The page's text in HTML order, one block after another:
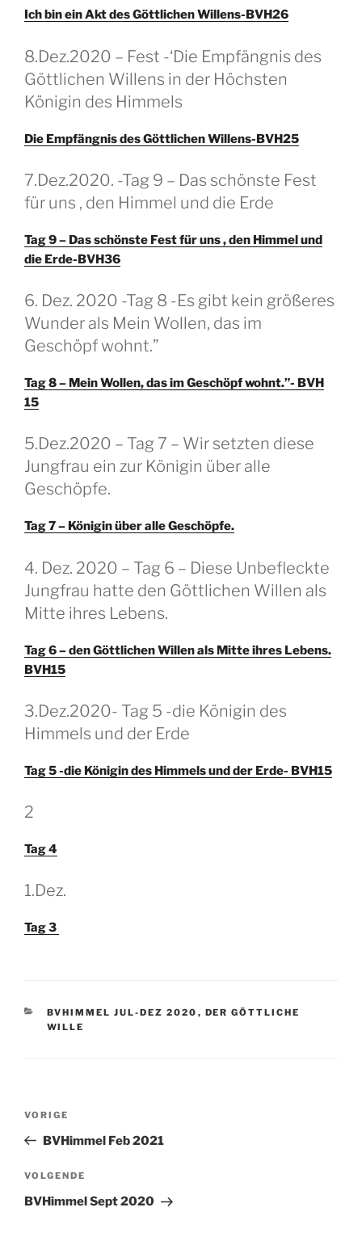
Ich bin ein Akt des Göttlichen Willens-BVH26
GEPLAATST
OP
8.Dez.2020 – Fest -‘Die Empfängnis des
Göttlichen Willens in der Höchsten
Königin des Himmels
Die Empfängnis des Göttlichen Willens-BVH25
GEPLAATST
OP
7.Dez.2020. -Tag 9 – Das schönste Fest
für uns , den Himmel und die Erde
Tag 9 – Das schönste Fest für uns , den Himmel und
die Erde-BVH36
GEPLAATST
OP
6. Dez. 2020 -Tag 8 -Es gibt kein größeres
Wunder als Mein Wollen, das im
Geschöpf wohnt.”
Tag 8 – Mein Wollen, das im Geschöpf wohnt.”- BVH
15
GEPLAATST
OP
5.Dez.2020 – Tag 7 – Wir setzten diese
Jungfrau ein zur Königin über alle
Geschöpfe.
Tag 7 – Königin über alle Geschöpfe.
GEPLAATST
OP
4. Dez. 2020 – Tag 6 – Diese Unbefleckte
Jungfrau hatte den Göttlichen Willen als
Mitte ihres Lebens.
Tag 6 – den Göttlichen Willen als Mitte ihres Lebens.
BVH15
GEPLAATST
OP
3.Dez.2020- Tag 5 -die Königin des
Himmels und der Erde
Tag 5 -die Königin des Himmels und der Erde- BVH15
GEPLAATST
OP
2
Tag 4
GEPLAATST
OP
1.Dez.
Tag 3
CATEGORIEËN
BVHIMMEL JUL-DEZ 2020 , DER GÖTTLICHE
WILLE
Vorig
bericht
VORIGE
BVHimmel Feb 2021
Volgend
bericht
VOLGENDE
BVHimmel Sept 2020